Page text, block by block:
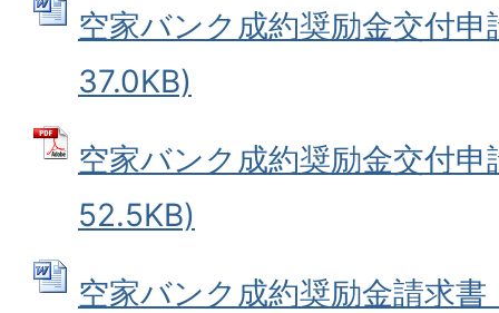
空家バンク成約奨励金交付
37.0KB)
空家バンク成約奨励金交付
52.5KB)
空家バンク成約奨励金請求